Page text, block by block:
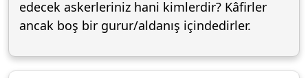
edecek askerleriniz hani kimlerdir? Kâfirler
ancak boş bir gurur/aldanış içindedirler.